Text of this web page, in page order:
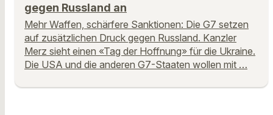
gegen Russland an
Mehr Waffen, schärfere Sanktionen: Die G7 setzen
auf zusätzlichen Druck gegen Russland. Kanzler
Merz sieht einen «Tag der Hoffnung» für die Ukraine.
Die USA und die anderen G7-Staaten wollen mit …